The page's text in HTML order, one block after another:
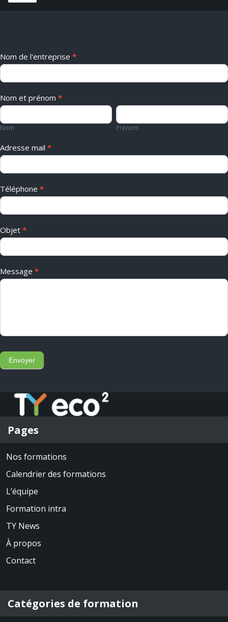
Nous
contacter
(formation
Nom de l'entreprise *
Nom et prénom *
Nom
Nom
Prénom
Prénom
Adresse mail *
Téléphone *
Objet *
Message *
Envoyer
Pages
Nos formations
Calendrier des formations
L’équipe
Formation intra
TY News
À propos
Contact
Catégories de formation